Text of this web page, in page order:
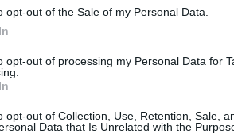
opt-out of the Sale of my Personal Data.
opt-out of processing my Personal Data for
opt-out of Collection, Use, Retention, Sale,
Data that Is Unrelated with the
L’ ipotesi di
di cambiamento di
che acquiescenza.
minoranza si dimostra
di gruppo tendono a